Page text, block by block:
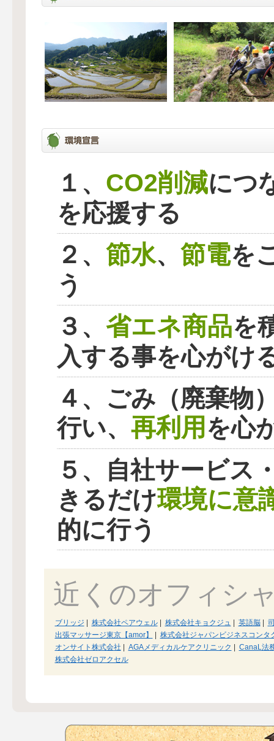
１、 CO2削減につ
を応援する
２、 節水、 節電を
う
３、 省エネ商品を
入する事を心がけ
４、ごみ（廃棄物
行い、 再利用を心
５、自社サービス
きるだけ環境に意
的に行う
近くのオフィシ
ブリッジ 株式会社ペアウェル| 株式会社キョクジュ 英語脳|
出張マッサージ東京【amor】
株式会社ジャパンビジネスコンタ
オンサイト株式会社
AGAメディカルケアクリニック
CanaL法
株式会社ゼロアクセル